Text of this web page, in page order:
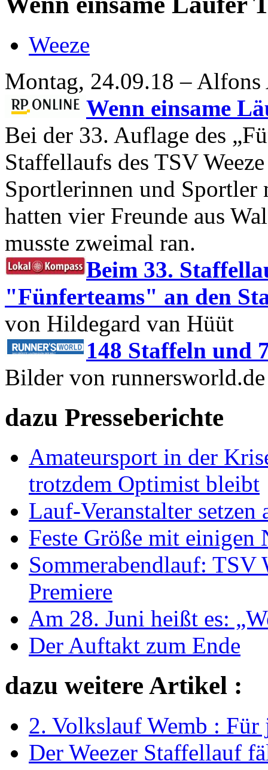
Weeze
Montag, 24.09.18 – Alfons
Wenn einsame
Bei der 33. Auflage des
Staffellaufs des TSV
Sportlerinnen und
hatten vier Freunde aus
musste zweimal ran.
Beim 33.
"Fünferteams" an den
von Hildegard van Hüüt
148 Staffeln und
Bilder von runnersworld.de
dazu Presseberichte
Amateursport in der
trotzdem Optimist bleibt
Lauf-Veranstalter
Feste Größe mit einigen
Sommerabendlauf: TSV
Premiere
Am 28. Juni heißt es:
Der Auftakt zum Ende
dazu weitere Artikel :
2. Volkslauf Wemb :
Der Weezer Staffellauf